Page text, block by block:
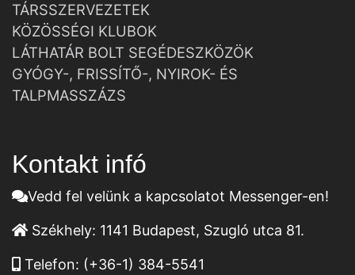
TÁRSSZERVEZETEK
KÖZÖSSÉGI KLUBOK
LÁTHATÁR BOLT SEGÉDESZKÖZÖK
GYÓGY-, FRISSÍTŐ-, NYIROK- ÉS
TALPMASSZÁZS
Kontakt infó
Vedd fel velünk a kapcsolatot Messenger-en!
Székhely: 1141 Budapest, Szugló utca 81.
Telefon: (+36-1) 384-5541